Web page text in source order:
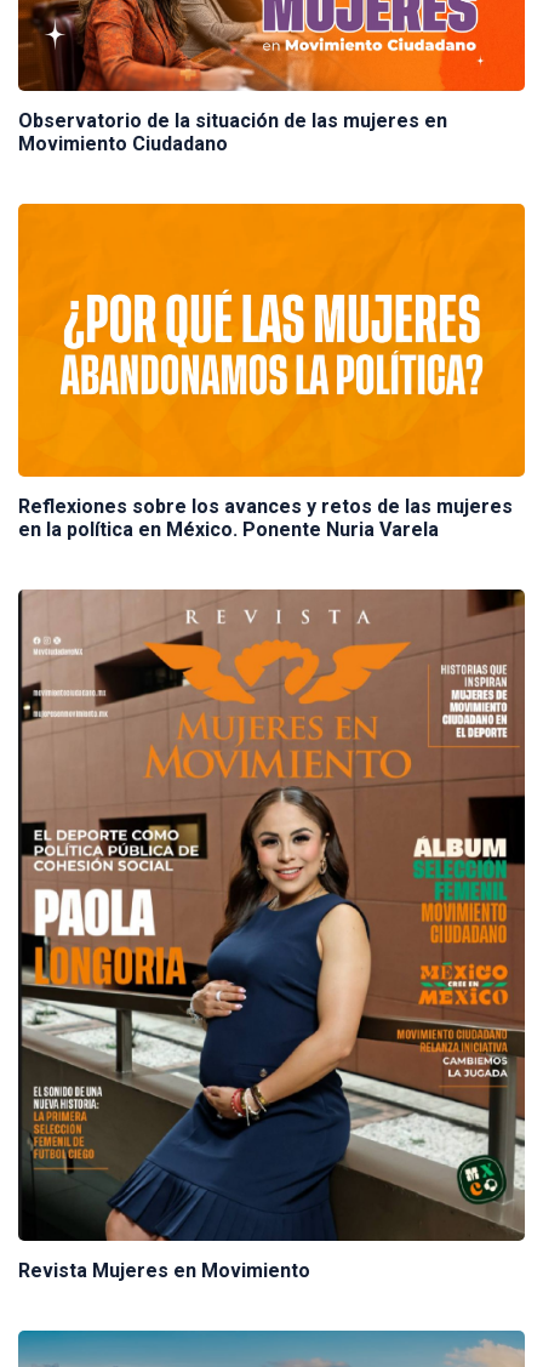
Observatorio de la situación de las mujeres en
Movimiento Ciudadano
Reflexiones sobre los avances y retos de las mujeres
en la política en México. Ponente Nuria Varela
Revista Mujeres en Movimiento